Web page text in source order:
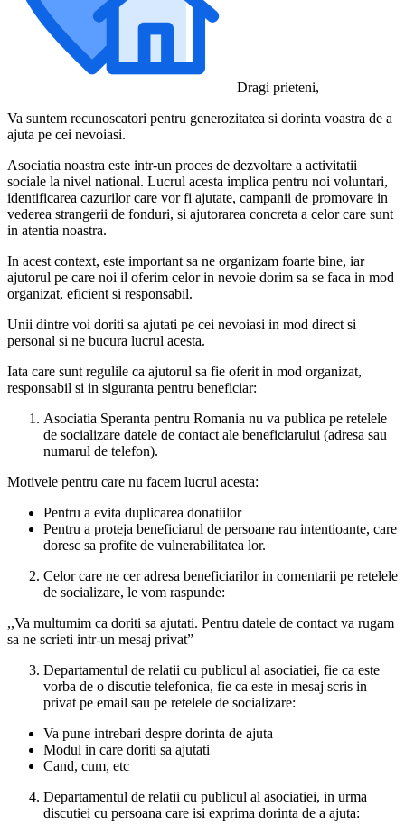
Dragi prieteni,
Va suntem recunoscatori pentru generozitatea si dorinta voastra de a
ajuta pe cei nevoiasi.
Asociatia noastra este intr-un proces de dezvoltare a activitatii
sociale la nivel national. Lucrul acesta implica pentru noi voluntari,
identificarea cazurilor care vor fi ajutate, campanii de promovare in
vederea strangerii de fonduri, si ajutorarea concreta a celor care sunt
in atentia noastra.
In acest context, este important sa ne organizam foarte bine, iar
ajutorul pe care noi il oferim celor in nevoie dorim sa se faca in mod
organizat, eficient si responsabil.
Unii dintre voi doriti sa ajutati pe cei nevoiasi in mod direct si
personal si ne bucura lucrul acesta.
Iata care sunt regulile ca ajutorul sa fie oferit in mod organizat,
responsabil si in siguranta pentru beneficiar:
Asociatia Speranta pentru Romania nu va publica pe retelele
de socializare datele de contact ale beneficiarului (adresa sau
numarul de telefon).
Motivele pentru care nu facem lucrul acesta:
Pentru a evita duplicarea donatiilor
Pentru a proteja beneficiarul de persoane rau intentioante, care
doresc sa profite de vulnerabilitatea lor.
Celor care ne cer adresa beneficiarilor in comentarii pe retelele
de socializare, le vom raspunde:
,,Va multumim ca doriti sa ajutati. Pentru datele de contact va rugam
sa ne scrieti intr-un mesaj privat”
Departamentul de relatii cu publicul al asociatiei, fie ca este
vorba de o discutie telefonica, fie ca este in mesaj scris in
privat pe email sau pe retelele de socializare:
Va pune intrebari despre dorinta de ajuta
Modul in care doriti sa ajutati
Cand, cum, etc
Departamentul de relatii cu publicul al asociatiei, in urma
discutiei cu persoana care isi exprima dorinta de a ajuta: